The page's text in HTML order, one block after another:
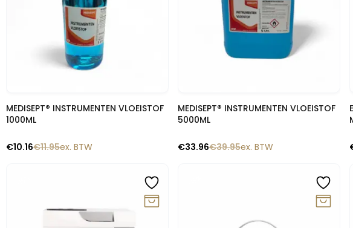
MEDISEPT® INSTRUMENTEN VLOEISTOF
1000ML
€11.95
€10.16 ex. BTW
MEDISEPT® INSTRUMENTEN VLOEISTOF
5000ML
€39.95
€33.96 ex. BTW